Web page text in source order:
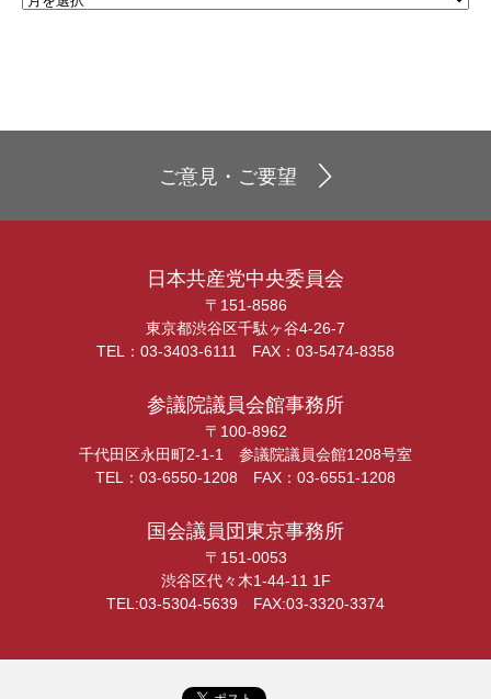
ご意見・ご要望
日本共産党中央委員会
〒151-8586
東京都渋谷区千駄ヶ谷4-26-7
TEL：03-3403-6111 FAX：03-5474-8358
参議院議員会館事務所
〒100-8962
千代田区永田町2-1-1 参議院議員会館1208号室
TEL：03-6550-1208 FAX：03-6551-1208
国会議員団東京事務所
〒151-0053
渋谷区代々木1-44-11 1F
TEL:03-5304-5639 FAX:03-3320-3374